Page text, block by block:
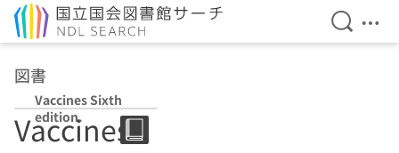
検索を
メ
図書
Vaccines Sixth
edition.
Vaccines